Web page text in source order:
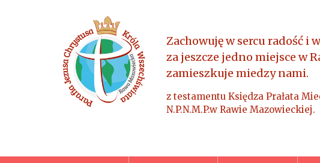
Parafia Jezusa Chrystusa
Zachowuję w sercu radość i
za jeszcze jedno miejsce w
zamieszkuje miedzy nami.
z testamentu Księdza Prałata
N.P.N.M.P.w Rawie Mazowieckiej.